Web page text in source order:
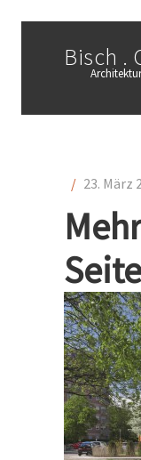
Bisch .
/ 23. März